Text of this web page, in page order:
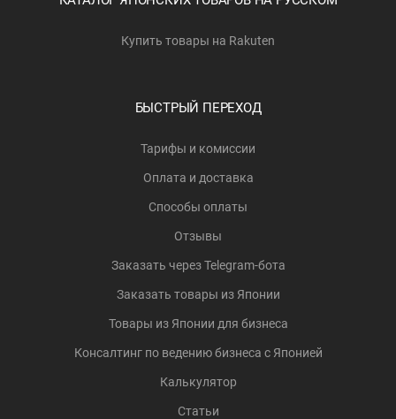
Купить товары на Rakuten
БЫСТРЫЙ ПЕРЕХОД
Тарифы и комиссии
Оплата и доставка
Способы оплаты
Отзывы
Заказать через Telegram-бота
Заказать товары из Японии
Товары из Японии для бизнеса
Консалтинг по ведению бизнеса с Японией
Калькулятор
Статьи